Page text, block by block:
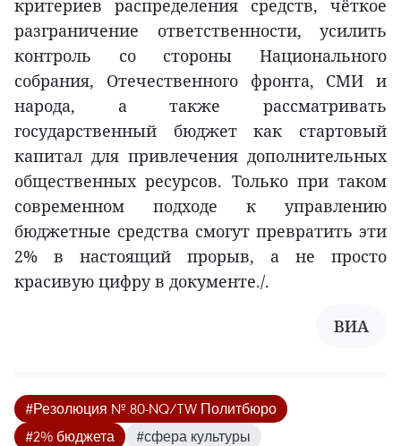
критериев распределения средств, чёткое
разграничение ответственности, усилить
контроль со стороны Национального
собрания, Отечественного фронта, СМИ и
народа, а также рассматривать
государственный бюджет как стартовый
капитал для привлечения дополнительных
общественных ресурсов. Только при таком
современном подходе к управлению
бюджетные средства смогут превратить эти
2% в настоящий прорыв, а не просто
красивую цифру в документе./.
ВИА
#Резолюция № 80-NQ/TW Политбюро
#2% бюджета
#сфера культуры